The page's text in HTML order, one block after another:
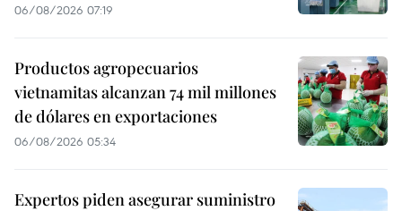
06/08/2026 07:19
Productos agropecuarios
vietnamitas alcanzan 74 mil millones
de dólares en exportaciones
06/08/2026 05:34
Expertos piden asegurar suministro